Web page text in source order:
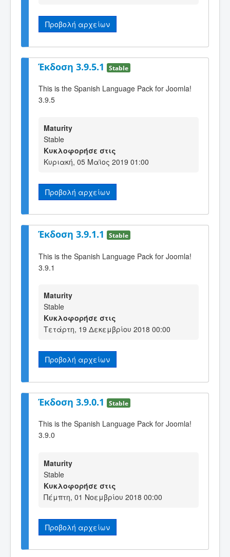
Προβολή αρχείων
Έκδοση 3.9.5.1 Stable
This is the Spanish Language Pack for Joomla!
3.9.5
Maturity
Stable
Κυκλοφορήσε στις
Κυριακή, 05 Μαϊος 2019 01:00
Προβολή αρχείων
Έκδοση 3.9.1.1 Stable
This is the Spanish Language Pack for Joomla!
3.9.1
Maturity
Stable
Κυκλοφορήσε στις
Τετάρτη, 19 Δεκεμβρίου 2018 00:00
Προβολή αρχείων
Έκδοση 3.9.0.1 Stable
This is the Spanish Language Pack for Joomla!
3.9.0
Maturity
Stable
Κυκλοφορήσε στις
Πέμπτη, 01 Νοεμβρίου 2018 00:00
Προβολή αρχείων